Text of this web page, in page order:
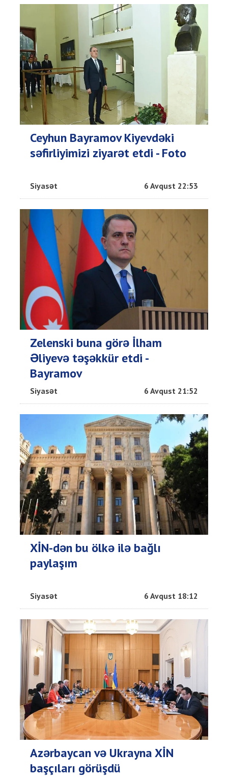
Ceyhun Bayramov Kiyevdəki
səfirliyimizi ziyarət etdi - Foto
Siyasət 6 Avqust 22:53
Zelenski buna görə İlham
Əliyevə təşəkkür etdi -
Bayramov
Siyasət 6 Avqust 21:52
XİN-dən bu ölkə ilə bağlı
paylaşım
Siyasət 6 Avqust 18:12
Azərbaycan və Ukrayna XİN
başçıları görüşdü